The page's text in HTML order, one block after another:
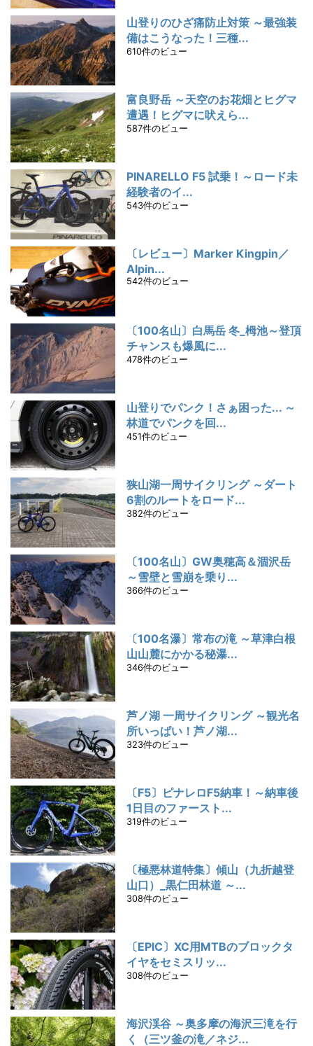
山登りのひざ痛防止対策 ～最強装
備はこうなった！三種...
610件のビュー
富良野岳 ～天空のお花畑とヒグマ
遭遇！ヒグマに吠えら...
587件のビュー
PINARELLO F5 試乗！～ロード未
経験者のイ...
543件のビュー
〔レビュー〕Marker Kingpin／
Alpin...
542件のビュー
〔100名山〕白馬岳 冬_栂池～登頂
チャンスも爆風に...
478件のビュー
山登りでパンク！さぁ困った... ～
林道でパンクを回...
451件のビュー
狭山湖一周サイクリング ～ダート
6割のルートをロード...
382件のビュー
〔100名山〕GW奥穂高＆涸沢岳
～雪壁と雪崩を乗り...
366件のビュー
〔100名瀑〕常布の滝 ～草津白根
山山麓にかかる秘瀑...
346件のビュー
芦ノ湖 一周サイクリング ～観光名
所いっぱい！芦ノ湖...
323件のビュー
〔F5〕ピナレロF5納車！～納車後
1日目のファースト...
319件のビュー
〔極悪林道特集〕傾山（九折越登
山口）_黒仁田林道 ～...
308件のビュー
〔EPIC〕XC用MTBのブロックタ
イヤをセミスリッ...
308件のビュー
海沢渓谷 ～奥多摩の海沢三滝を行
く（三ツ釜の滝／ネジ...